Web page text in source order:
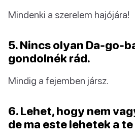
Mindenki a szerelem hajójára!
5. Nincs olyan Da-go-
gondolnék rád.
Mindig a fejemben jársz.
6. Lehet, hogy nem
de ma este lehetek a